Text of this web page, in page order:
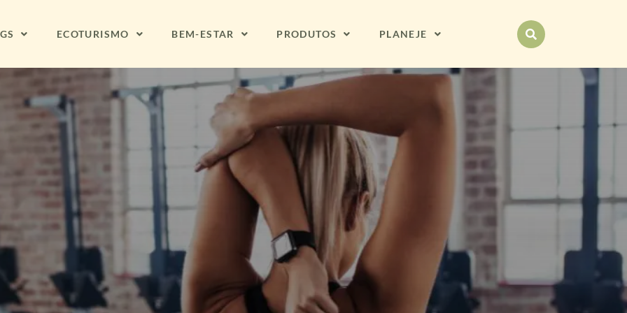
ECOTURISMO BEM-ESTAR PRODUTOS PLANEJE